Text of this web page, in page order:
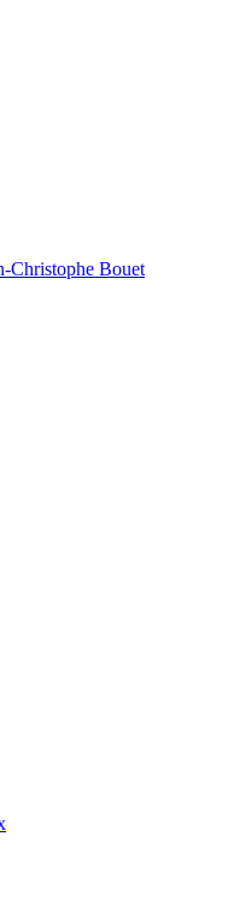
Christophe Bouet